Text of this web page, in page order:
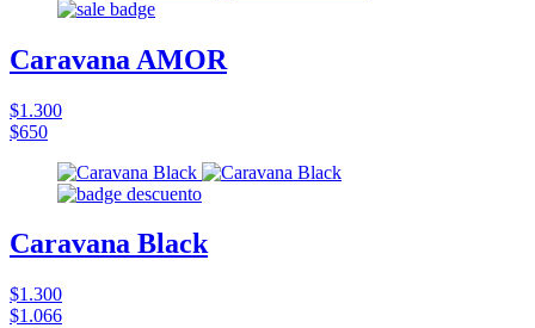
Caravana AMOR
$1.300
$650
Caravana Black
$1.300
$1.066